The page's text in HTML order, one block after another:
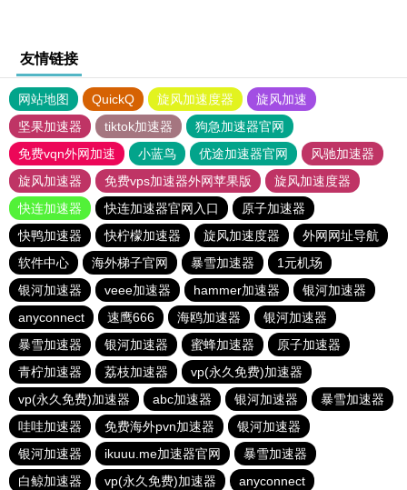
友情链接
网站地图 QuickQ 旋风加速度器
旋风加速
坚果加速器
tiktok加速器
狗急加速器官网
免费vqn外网加速
小蓝鸟 优途加速器官网
风驰加速器
旋风加速器
免费vps加速器外网苹果版
旋风加速度器
快连加速器
快连加速器官网入口
原子加速器
快鸭加速器
快柠檬加速器 旋风加速度器
外网网址导航
软件中心
海外梯子官网 暴雪加速器
1元机场
银河加速器
veee加速器 hammer加速器
银河加速器
anyconnect
速鹰666 海鸥加速器
银河加速器
暴雪加速器
银河加速器 蜜蜂加速器
原子加速器
青柠加速器
荔枝加速器
vp(永久免费)加速器
vp(永久免费)加速器
abc加速器 银河加速器
暴雪加速器
哇哇加速器
免费海外pvn加速器
银河加速器
银河加速器
ikuuu.me加速器官网
暴雪加速器
白鲸加速器
vp(永久免费)加速器 anyconnect